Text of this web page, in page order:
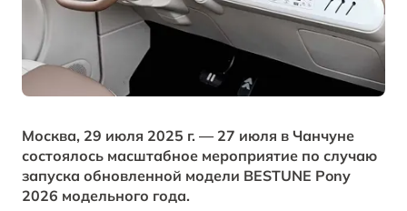
T77
ОТ 1 798 000 ₽*
Заказать звонок от дилера
Корпоративные продажи
Кредитный калькулятор
ЗАПИСАТЬСЯ НА СЕРВИС
Обратная связь
BESTUNE в ВК
Москва, 29 июля 2025 г. — 27 июля в Чанчуне
состоялось масштабное мероприятие по случаю
запуска обновленной модели BESTUNE Pony
2026 модельного года.